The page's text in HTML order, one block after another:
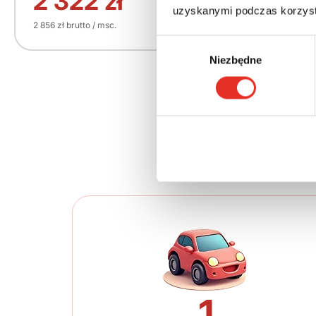
uzyskanymi podczas
Niezbędne
2 856 zł brutto / msc.
Twój